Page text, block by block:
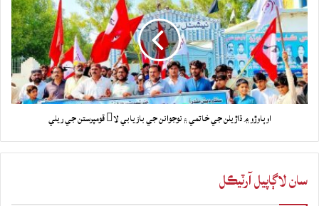
اوٻاوڙو ۾ ڌاڙيلن جي خاتمي ۽ نوجوانن جي بازيابي لا قومپرستن جي ريلي
سان لاڳاپيل آرٽيڪل